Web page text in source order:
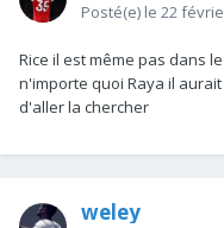
Posté(e) le 22
Rice il est même pas dans
n'importe quoi Raya il
d'aller la chercher
weley